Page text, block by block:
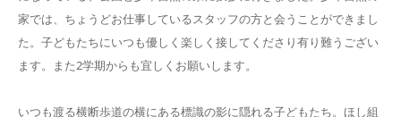
家では、ちょうどお仕事しているスタッフの方と会うことができまし
た。子どもたちにいつも優しく楽しく接してくださり有り難うござい
ます。また2学期からも宜しくお願いします。
いつも渡る横断歩道の横にある標識の影に隠れる子どもたち。ほし組
アクセス